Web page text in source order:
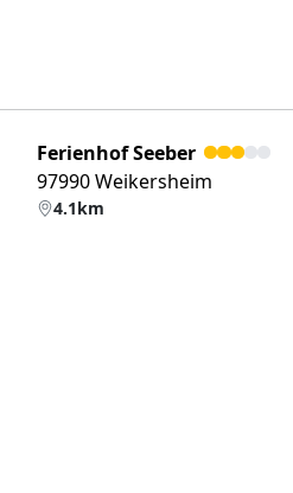
Ferienhof Seeber
97990 Weikersheim
4.1km